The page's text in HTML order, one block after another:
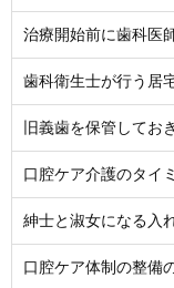
治療開始前に歯科医
歯科衛生士が行う居
旧義歯を保管してお
口腔ケア介護のタイ
紳士と淑女になる入
口腔ケア体制の整備